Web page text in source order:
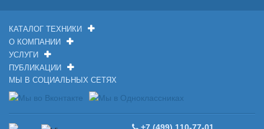
КАТАЛОГ ТЕХНИКИ
О КОМПАНИИ
УСЛУГИ
ПУБЛИКАЦИИ
МЫ В СОЦИАЛЬНЫХ СЕТЯХ